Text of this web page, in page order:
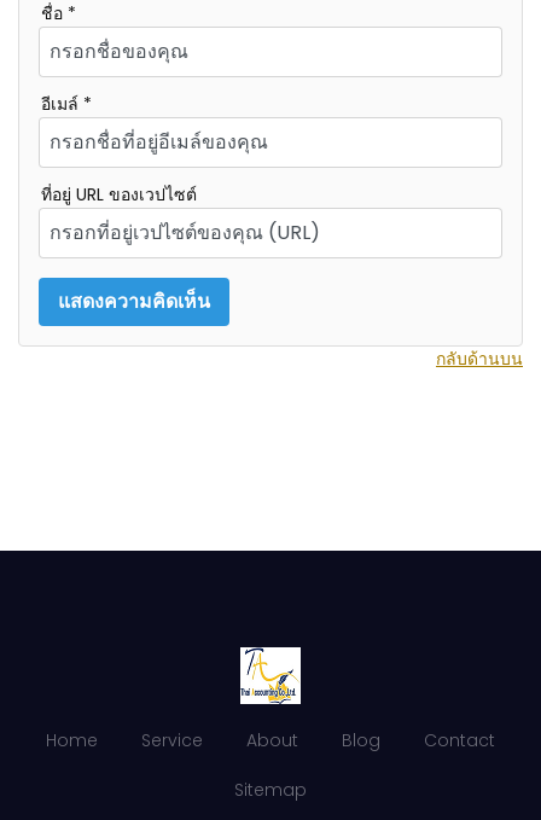
ชื่อ *
อีเมล์ *
ที่อยู่ URL ของเวปไซต์
กลับด้านบน
Home Service About Blog Contact
Sitemap